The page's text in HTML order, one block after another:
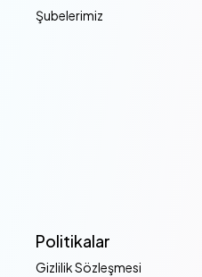
Şubelerimiz
Politikalar
Gizlilik Sözleşmesi